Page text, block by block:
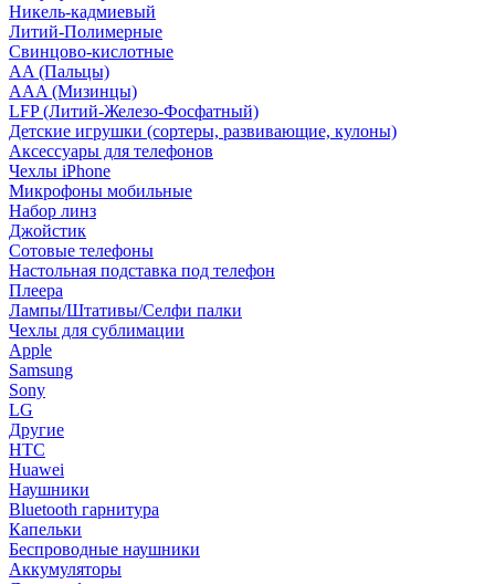
Никель-кадмиевый
Литий-Полимерные
Свинцово-кислотные
AA (Пальцы)
AAA (Мизинцы)
LFP (Литий-Железо-Фосфатный)
Детские игрушки (сортеры, развивающие, кулоны)
Аксессуары для телефонов
Чехлы iPhone
Микрофоны мобильные
Набор линз
Джойстик
Сотовые телефоны
Настольная подставка под телефон
Плеера
Лампы/Штативы/Селфи палки
Чехлы для сублимации
Apple
Samsung
Sony
LG
Другие
HTC
Huawei
Наушники
Bluetooth гарнитура
Капельки
Беспроводные наушники
Аккумуляторы